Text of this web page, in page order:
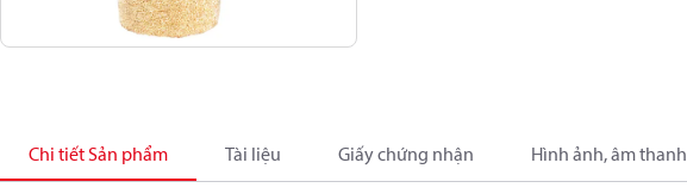
Chi tiết Sản phẩm Tài liệu Giấy chứng nhận Hình ảnh, âm thanh